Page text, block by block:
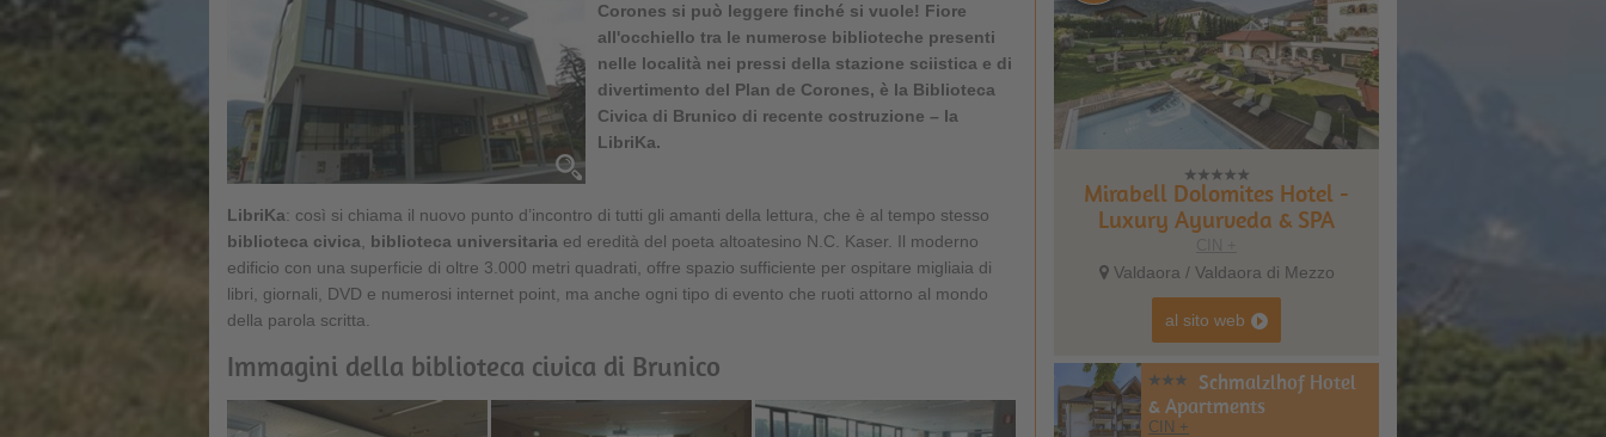
Corones si può leggere finché si vuole! Fiore
all'occhiello tra le numerose biblioteche presenti
nelle località nei pressi della stazione sciistica e di
divertimento del Plan de Corones, è la Biblioteca
Civica di Brunico di recente costruzione – la
LibriKa.
LibriKa: così si chiama il nuovo punto d’incontro di tutti gli amanti della lettura, che è al tempo stesso
biblioteca civica
biblioteca universitaria ed eredità del poeta altoatesino N.C. Kaser. Il moderno
edificio con una superficie di oltre 3.000 metri quadrati, offre spazio sufficiente per ospitare migliaia di
libri, giornali, DVD e numerosi internet point, ma anche ogni tipo di evento che ruoti attorno al mondo
della parola scritta.
Immagini della biblioteca civica di Brunico
Mirabell Dolomites Hotel -
Luxury Ayurveda & SPA
Valdaora / Valdaora di Mezzo
al sito web
Schmalzlhof Hotel
& Apartments
CIN +